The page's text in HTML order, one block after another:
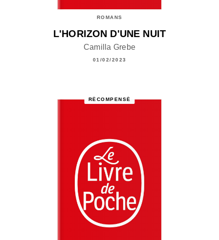
ROMANS
L'HORIZON D'UNE NUIT
Camilla Grebe
01/02/2023
RÉCOMPENSÉ